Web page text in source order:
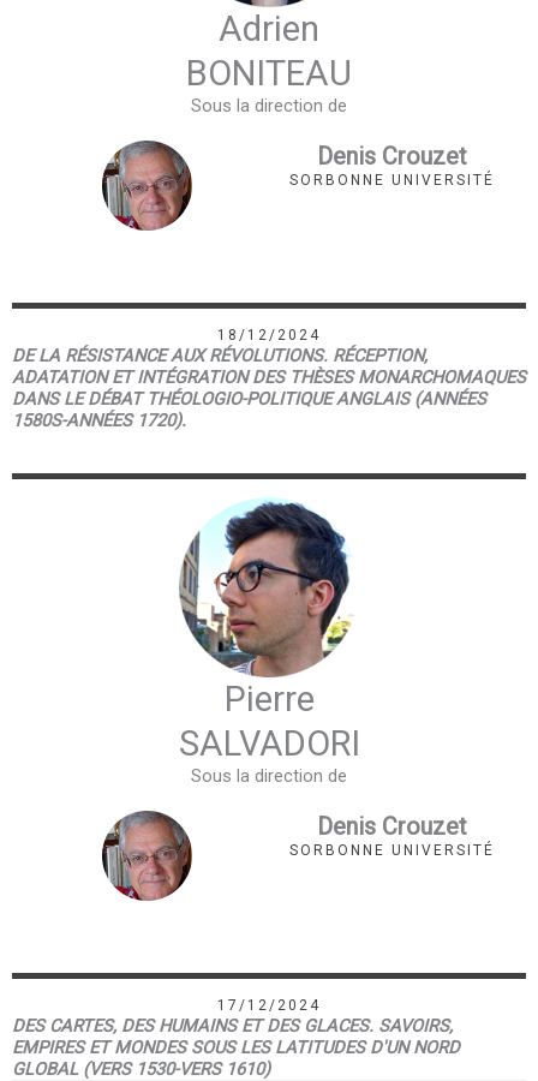
Adrien
BONITEAU
Sous la direction de
Denis Crouzet
SORBONNE UNIVERSITÉ
18/12/2024
DE LA RÉSISTANCE AUX RÉVOLUTIONS. RÉCEPTION,
ADATATION ET INTÉGRATION DES THÈSES MONARCHOMAQUES
DANS LE DÉBAT THÉOLOGIO-POLITIQUE ANGLAIS (ANNÉES
1580S-ANNÉES 1720).
Pierre
SALVADORI
Sous la direction de
Denis Crouzet
SORBONNE UNIVERSITÉ
17/12/2024
DES CARTES, DES HUMAINS ET DES GLACES. SAVOIRS,
EMPIRES ET MONDES SOUS LES LATITUDES D'UN NORD
GLOBAL (VERS 1530-VERS 1610)